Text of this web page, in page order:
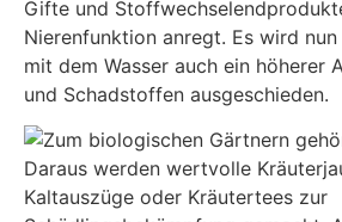
Gif­te und
Nie­ren­funk­ti­on anregt. Es wird nun
mit dem Was­ser auch ein höhe­rer
und Schad­stof­fen aus­ge­schie­den.